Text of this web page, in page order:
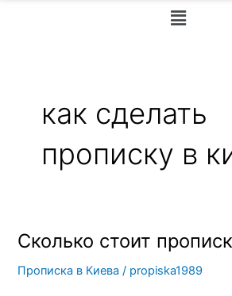
Меню
как сделать
прописку в
Сколько стоит
Прописка в Киева / propiska1989
Сколько
прописка